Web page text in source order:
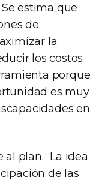
estima que
de
la
los costos
porque
es muy
en
plan. “La idea
de las